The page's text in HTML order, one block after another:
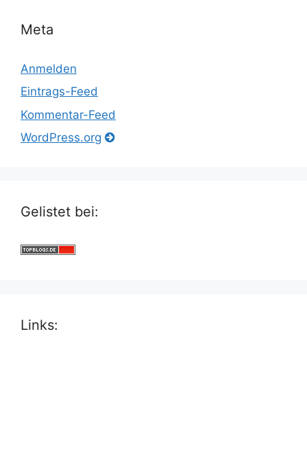
Meta
Anmelden
Eintrags-Feed
Kommentar-Feed
WordPress.org
Gelistet bei:
Links: